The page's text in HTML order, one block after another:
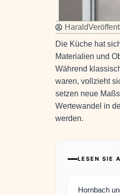
Harald
Die Küche hat
Materialien und
Während
waren, vollzieht
setzen neue
Wertewandel in
werden.
LESEN SIE
Hornbach